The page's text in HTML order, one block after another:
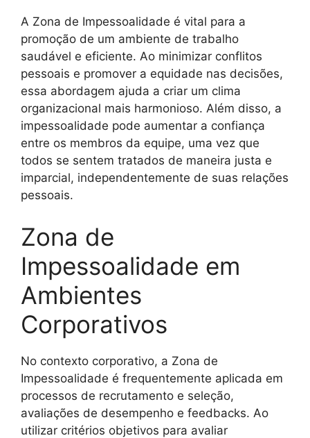
A Zona de Impessoalidade é vital para a
promoção de um ambiente de trabalho
saudável e eficiente. Ao minimizar conflitos
pessoais e promover a equidade nas decisões,
essa abordagem ajuda a criar um clima
organizacional mais harmonioso. Além disso, a
impessoalidade pode aumentar a confiança
entre os membros da equipe, uma vez que
todos se sentem tratados de maneira justa e
imparcial, independentemente de suas relações
pessoais.
Zona de
Impessoalidade em
Ambientes
Corporativos
No contexto corporativo, a Zona de
Impessoalidade é frequentemente aplicada em
processos de recrutamento e seleção,
avaliações de desempenho e feedbacks. Ao
utilizar critérios objetivos para avaliar